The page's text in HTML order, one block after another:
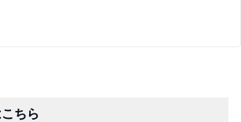
ちら